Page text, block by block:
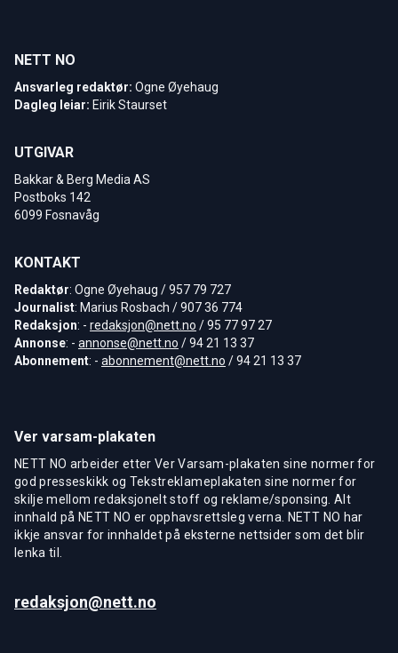
NETT NO
Ansvarleg redaktør: Ogne Øyehaug
Dagleg leiar: Eirik Staurset
UTGIVAR
Bakkar & Berg Media AS
Postboks 142
6099 Fosnavåg
KONTAKT
Redaktør: Ogne Øyehaug / 957 79 727
Journalist: Marius Rosbach / 907 36 774
Redaksjon: - redaksjon@nett.no / 95 77 97 27
Annonse: - annonse@nett.no / 94 21 13 37
Abonnement: - abonnement@nett.no / 94 21 13 37
Ver varsam-plakaten
NETT NO arbeider etter Ver Varsam-plakaten sine normer for
god presseskikk og Tekstreklameplakaten sine normer for
skilje mellom redaksjonelt stoff og reklame/sponsing. Alt
innhald på NETT NO er opphavsrettsleg verna. NETT NO har
ikkje ansvar for innhaldet på eksterne nettsider som det blir
lenka til.
redaksjon@nett.no